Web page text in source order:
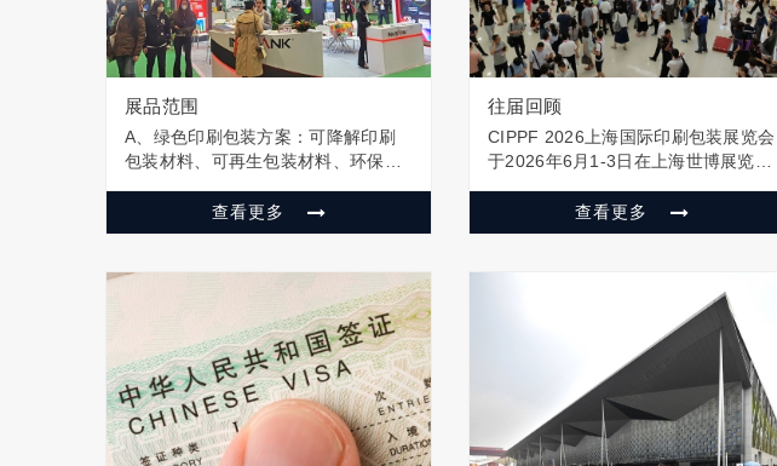
展品范围
A、绿色印刷包装方案：可降解印刷
包装材料、可再生包装材料、环保油
列方案、包装及零售展示用品、包装
服务等； B、食品及饮料包装方案：
料塑料袋、食品包装、食品包装纸/
查看更多
往届回顾
CIPPF 2026上海国际印刷包装展览会
于2026年6月1-3日在上海世博展览馆
50000平米集中展示了10多类，1000
多款印刷相关设备及印材辅料。为期3
查看更多